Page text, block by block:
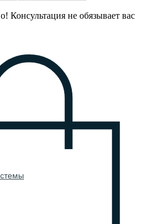
Консультация не обязывает вас